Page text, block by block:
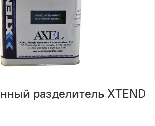
разделитель XTEND